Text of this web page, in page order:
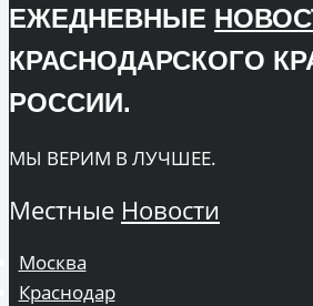
ЕЖЕДНЕВНЫЕ
КРАСНОДАРСКОГО
РОССИИ.
МЫ ВЕРИМ В ЛУЧШЕЕ.
Местные Новости
Москва
Краснодар